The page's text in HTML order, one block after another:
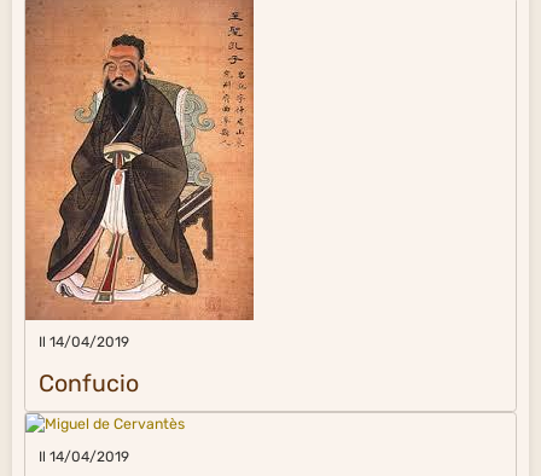
Il 14/04/2019
Confucio
Il 14/04/2019